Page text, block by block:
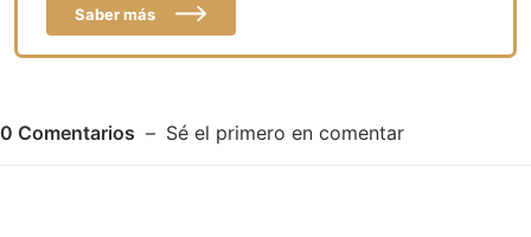
Saber más
0 Comentarios Sé el primero en comentar